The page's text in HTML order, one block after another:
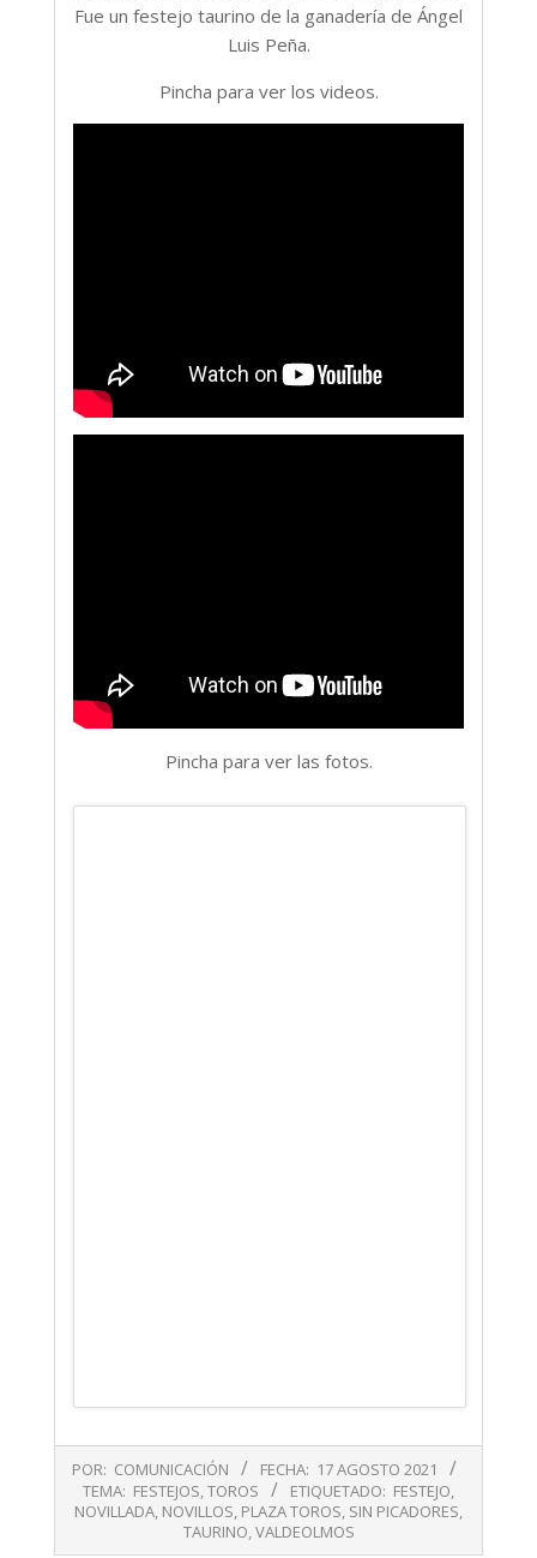
Fue un festejo taurino de la ganadería de Ángel
Luis Peña.
Pincha para ver los videos.
Pincha para ver las fotos.
08-
POR: COMUNICACIÓN FECHA: 17 AGOSTO 2021
TEMA: FESTEJOS,TOROS ETIQUETADO: FESTEJO,
NOVILLADA, NOVILLOS, PLAZA TOROS, SIN PICADORES,
TAURINO,VALDEOLMOS